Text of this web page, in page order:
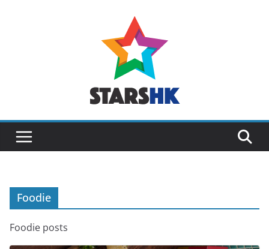
Foodie
Foodie posts